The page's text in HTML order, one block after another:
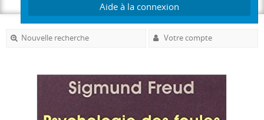
Aide à la connexion
Nouvelle recherche Votre compte